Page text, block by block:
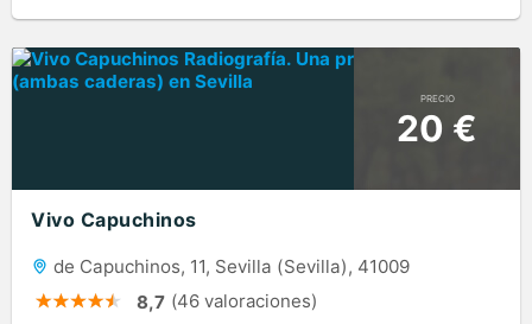
PRECIO
20 €
Vivo Capuchinos
de Capuchinos, 11, Sevilla (Sevilla), 41009
8,7 (46 valoraciones)